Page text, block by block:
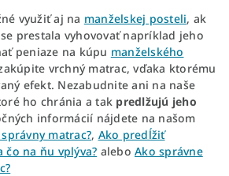
využiť aj na manželskej posteli, ak
prestala vyhovovať napríklad jeho
peniaze na kúpu manželského
vrchný matrac, vďaka ktorému
efekt. Nezabudnite ani na naše
ho chránia a tak predlžujú jeho
informácií nájdete na našom
matrac?, Ako predĺžiť
na ňu vplýva? alebo Ako správne